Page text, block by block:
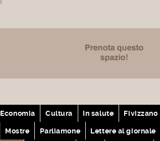
Economia Cultura In salute Fivizzano
Mostre Parliamone Lettere al giornale